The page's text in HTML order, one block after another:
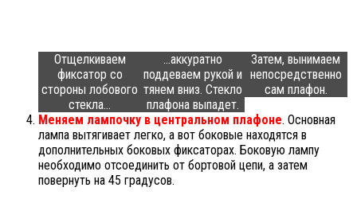
Отщелкиваем
фиксатор со
стороны лобового
стекла…
…аккуратно
поддеваем рукой и
тянем вниз. Стекло
плафона выпадет.
Затем, вынимаем
непосредственно
сам плафон.
Меняем лампочку в центральном плафоне. Основная
лампа вытягивает легко, а вот боковые находятся в
дополнительных боковых фиксаторах. Боковую лампу
необходимо отсоединить от бортовой цепи, а затем
повернуть на 45 градусов.